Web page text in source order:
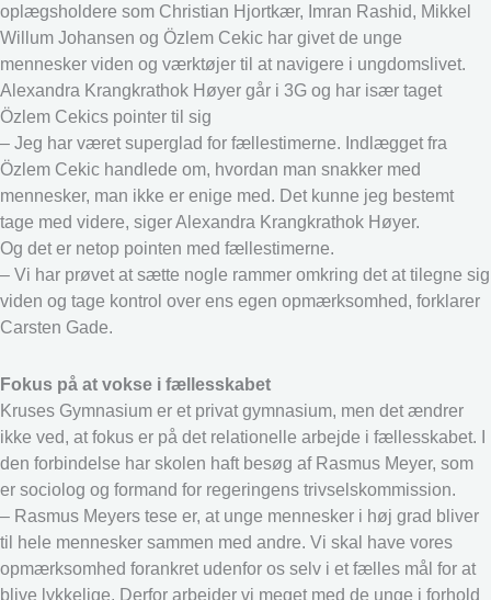
oplægsholdere som Christian Hjortkær, Imran Rashid, Mikkel
Willum Johansen og Özlem Cekic har givet de unge
mennesker viden og værktøjer til at navigere i ungdomslivet.
Alexandra Krangkrathok Høyer går i 3G og har især taget
Özlem Cekics pointer til sig
– Jeg har været superglad for fællestimerne. Indlægget fra
Özlem Cekic handlede om, hvordan man snakker med
mennesker, man ikke er enige med. Det kunne jeg bestemt
tage med videre, siger Alexandra Krangkrathok Høyer.
Og det er netop pointen med fællestimerne.
– Vi har prøvet at sætte nogle rammer omkring det at tilegne sig
viden og tage kontrol over ens egen opmærksomhed, forklarer
Carsten Gade.
Fokus på at vokse i fællesskabet
Kruses Gymnasium er et privat gymnasium, men det ændrer
ikke ved, at fokus er på det relationelle arbejde i fællesskabet. I
den forbindelse har skolen haft besøg af Rasmus Meyer, som
er sociolog og formand for regeringens trivselskommission.
– Rasmus Meyers tese er, at unge mennesker i høj grad bliver
til hele mennesker sammen med andre. Vi skal have vores
opmærksomhed forankret udenfor os selv i et fælles mål for at
blive lykkelige. Derfor arbejder vi meget med de unge i forhold